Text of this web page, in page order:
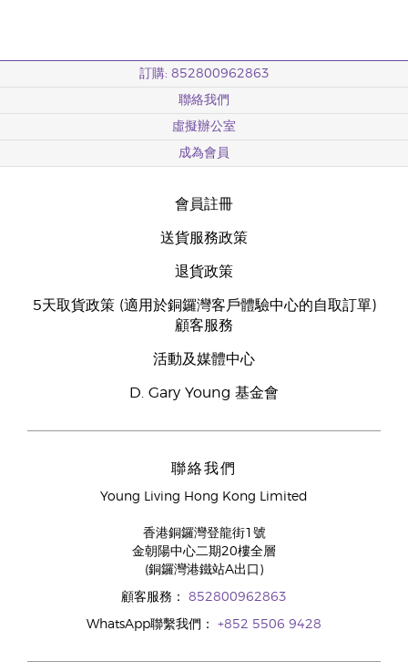
訂購: 852800962863
聯絡我們
虛擬辦公室
成為會員
會員註冊
送貨服務政策
退貨政策
5天取貨政策 (適用於銅鑼灣客戶體驗中心的自取訂單)
顧客服務
活動及媒體中心
D. Gary Young 基金會
聯絡我們
Young Living Hong Kong Limited
香港銅鑼灣登龍街1號
金朝陽中心二期20樓全層
(銅鑼灣港鐵站A出口)
顧客服務： 852800962863
WhatsApp聯繫我們： +852 5506 9428